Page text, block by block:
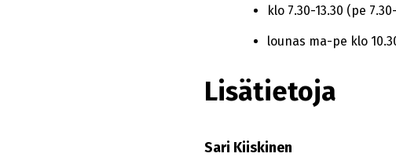
klo 7.30-13.30 (pe 7.30-
lounas ma-pe klo
Lisätietoja
Sari Kiiskinen